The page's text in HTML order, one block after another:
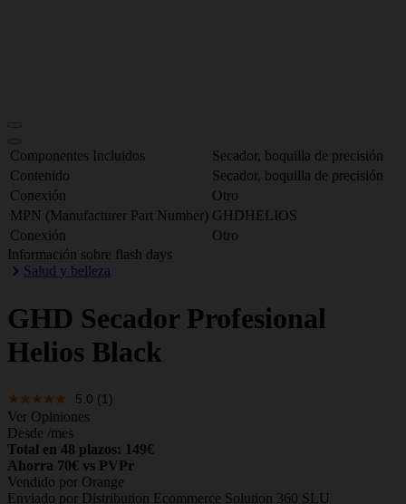
Componentes Incluidos
Secador, boquilla de precisión
Contenido
Secador, boquilla de precisión
Conexión
Otro
MPN (Manufacturer Part Number) GHDHELIOS
Conexión
Otro
Información sobre flash days
Salud y belleza
GHD Secador Profesional
Helios Black
5.0 (1)
Ver Opiniones
Desde /mes
Total en 48 plazos: 149€
Ahorra 70€ vs PVPr
Vendido por Orange
Enviado por Distribution Ecommerce Solution 360 SLU